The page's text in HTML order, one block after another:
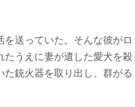
送っていた。そんな彼がロ
たうえに妻が遺した愛犬を殺
銃火器を取り出し、群がる